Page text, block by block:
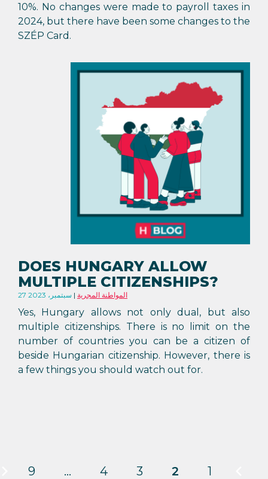
10%. No changes were made to payroll taxes in
2024, but there have been some changes to the
SZÉP Card.
DOES HUNGARY ALLOW
MULTIPLE CITIZENSHIPS?
27 سبتمبر، 2023 المواطنة المجرية
Yes, Hungary allows not only dual, but also
multiple citizenships. There is no limit on the
number of countries you can be a citizen of
beside Hungarian citizenship. However, there is
a few things you should watch out for.
1
2
3
4
…
9